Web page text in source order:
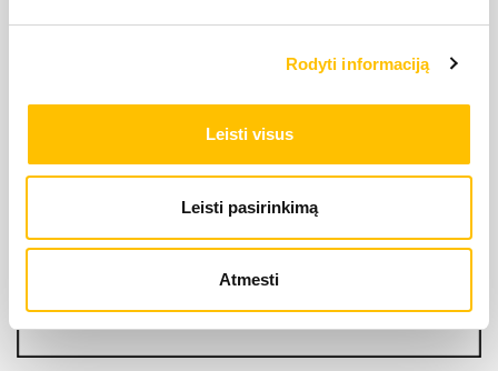
Rodyti informaciją
Leisti visus
Leisti pasirinkimą
Atmesti